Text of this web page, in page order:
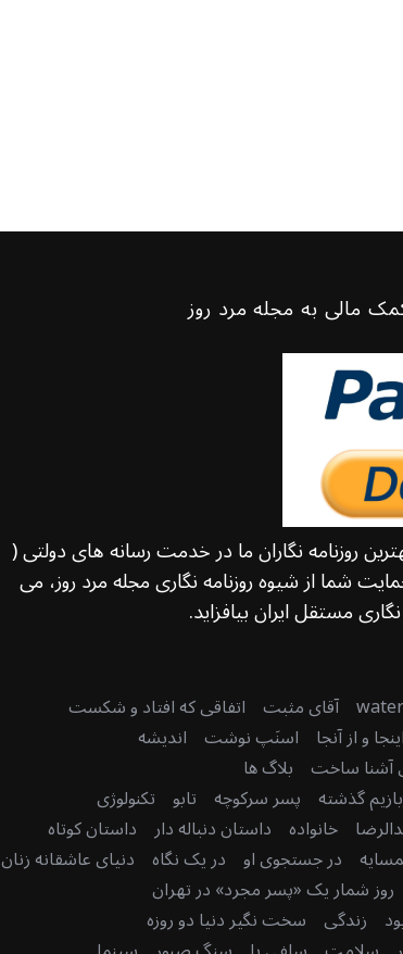
مالی به مجله مرد روز
روزنامه نگاران ما در خدمت رسانه های دولتی (
شما از شیوه روزنامه نگاری مجله مرد روز، می
مستقل ایران بیافزاید.
آقای مثبت اتفاقی که افتاد و شکست
و از آنجا اسنَپ نوشت اندیشه
آشنا ساخت بلاگ ها
گذشته پسر سرکوچه تابو تکنولوژی
خانواده داستان دنباله دار داستان کوتاه
در جستجوی او در یک نگاه دنیای عاشقانه زنان
روز شمار یک «پسر مجرد» در تهران
زندگی سخت نگیر دنیا دو روزه